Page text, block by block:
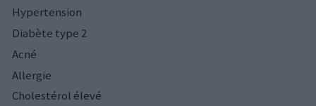
Hypertension
Diabète type 2
Acné
Allergie
Cholestérol élevé